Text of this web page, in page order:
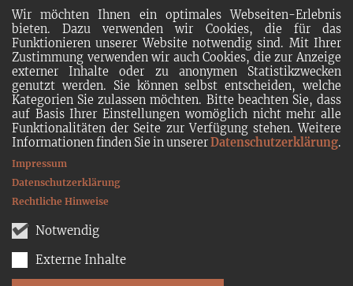
Wir möchten Ihnen ein optimales Webseiten-Erlebnis
bieten. Dazu verwenden wir Cookies, die für das
Funktionieren unserer Website notwendig sind. Mit Ihrer
Zustimmung verwenden wir auch Cookies, die zur Anzeige
externer Inhalte oder zu anonymen Statistikzwecken
genutzt werden. Sie können selbst entscheiden, welche
Kategorien Sie zulassen möchten. Bitte beachten Sie, dass
auf Basis Ihrer Einstellungen womöglich nicht mehr alle
Funktionalitäten der Seite zur Verfügung stehen. Weitere
Informationen finden Sie in unsererDatenschutzerklärung.
Notwendig
Externe Inhalte
Impressum
Datenschutzerklärung
Rechtliche Hinweise